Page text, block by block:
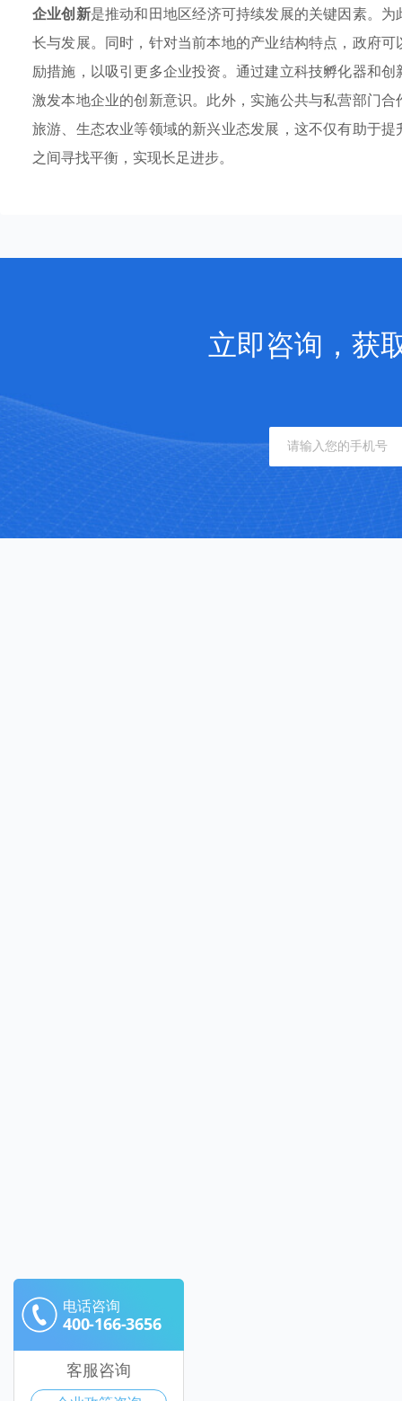
企业创新是推动和田地区经济可持续发展的关键因素。为
长与发展。同时，针对当前本地的产业结构特点，政府可
励措施，以吸引更多企业投资。通过建立科技孵化器和
激发本地企业的创新意识。此外，实施公共与私营部门
旅游、生态农业等领域的新兴业态发展，这不仅有助于
之间寻找平衡，实现长足进步。
电话咨询
400-166-3656
客服咨询
立即咨询，获